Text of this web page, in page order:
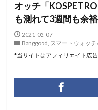
オッチ「KOSPET
も測れて3週間も余
2021-02-07
Banggood, スマートウォッ
*当サイトはアフィリエイト広告